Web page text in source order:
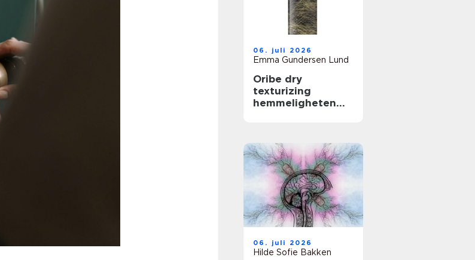
06. juli 2026
Emma Gundersen Lund
Oribe dry
texturizing
hemmeligheten
06. juli 2026
Hilde Sofie Bakken